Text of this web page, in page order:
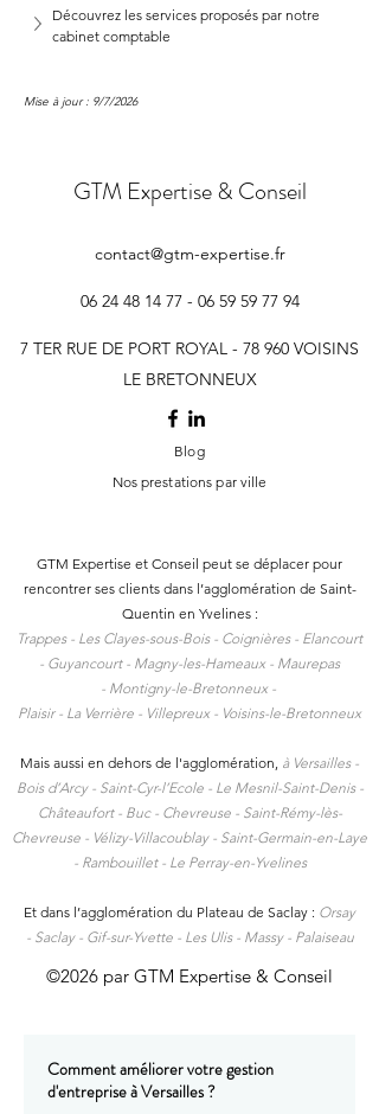
Découvrez les services proposés par notre
cabinet comptable
Mise à jour : 9/7/2026
GTM Expertise & Conseil
contact@gtm-expertise.fr
06 24 48 14 77 - 06 59 5977 94
7 TER RUE DE PORT ROYAL - 78 960 VOISINS
LE BRETONNEUX
Blog
Nos prestations par ville
GTM Expertise et Conseil peut se déplacer pour
rencontrer ses clients dans l’agglomération de Saint-
Quentin en Yvelines :
Trappes - Les Clayes-sous-Bois - Coignières - Elancourt
- Guyancourt - Magny-les-Hameaux - Maurepas
- Montigny-le-Bretonneux -
Plaisir - La Verrière - Villepreux - Voisins-le-Bretonneux
Mais aussi en dehors de l'agglomération, à Versailles -
Bois d’Arcy - Saint-Cyr-l’Ecole - Le Mesnil-Saint-Denis -
Châteaufort - Buc - Chevreuse - Saint-Rémy-lès-
Chevreuse - Vélizy-Villacoublay - Saint-Germain-en-Laye
- Rambouillet - Le Perray-en-Yvelines
Et dans l’agglomération du Plateau de Saclay : Orsay
- Saclay - Gif-sur-Yvette - Les Ulis - Massy - Palaiseau
©2026 par GTM Expertise & Conseil
Comment améliorer votre gestion
d'entreprise à Versailles ?